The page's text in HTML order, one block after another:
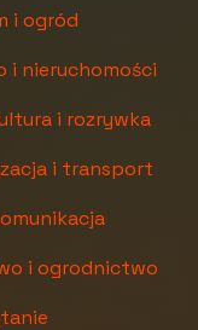
i ogród
i nieruchomości
i rozrywka
i transport
i ogrodnictwo